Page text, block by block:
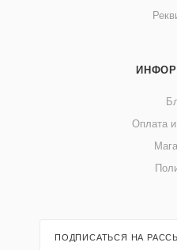
Оплата
ПОДПИСАТЬСЯ НА